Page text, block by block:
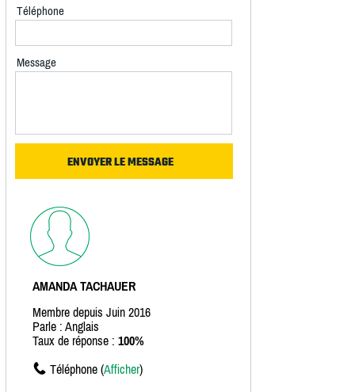
Téléphone
Message
AMANDA TACHAUER
Membre depuis Juin 2016
Parle : Anglais
Taux de réponse : 100%
Téléphone (Afficher)